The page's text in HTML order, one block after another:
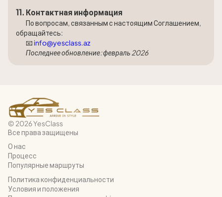
11. Контактная информация
По вопросам, связанным с настоящим Соглашением,
обращайтесь:
📧 info@yesclass.az
Последнее обновление: февраль 2026
© 2026 YesClass
Все права защищены
О нас
Процесс
Популярные маршруты
Политика конфиденциальности
Условия и положения